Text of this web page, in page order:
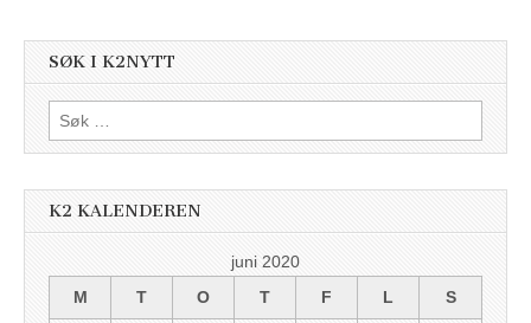
SØK I K2NYTT
Søk
etter:
K2 KALENDEREN
juni 2020
M
T O T F L S